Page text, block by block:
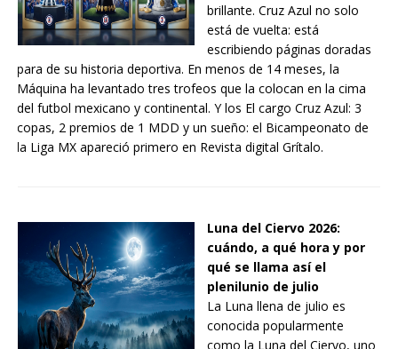
brillante. Cruz Azul no solo
está de vuelta: está
escribiendo páginas doradas
para de su historia deportiva. En menos de 14 meses, la
Máquina ha levantado tres trofeos que la colocan en la cima
del futbol mexicano y continental. Y los El cargo Cruz Azul: 3
copas, 2 premios de 1 MDD y un sueño: el Bicampeonato de
la Liga MX apareció primero en Revista digital Grítalo.
Luna del Ciervo 2026:
cuándo, a qué hora y por
qué se llama así el
plenilunio de julio
La Luna llena de julio es
conocida popularmente
como la Luna del Ciervo, uno